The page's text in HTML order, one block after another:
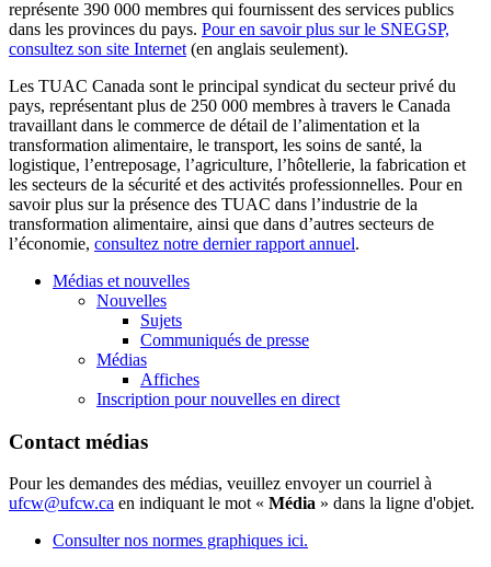
représente 390 000 membres qui fournissent des services publics
dans les provinces du pays. Pour en savoir plus sur le SNEGSP,
consultez son site Internet (en anglais seulement).
Les TUAC Canada sont le principal syndicat du secteur privé du
pays, représentant plus de 250 000 membres à travers le Canada
travaillant dans le commerce de détail de l’alimentation et la
transformation alimentaire, le transport, les soins de santé, la
logistique, l’entreposage, l’agriculture, l’hôtellerie, la fabrication et
les secteurs de la sécurité et des activités professionnelles. Pour en
savoir plus sur la présence des TUAC dans l’industrie de la
transformation alimentaire, ainsi que dans d’autres secteurs de
l’économie, consultez notre dernier rapport annuel.
Médias et nouvelles
Nouvelles
Sujets
Communiqués de presse
Médias
Affiches
Inscription pour nouvelles en direct
Contact médias
Pour les demandes des médias, veuillez envoyer un courriel à
ufcw@ufcw.ca en indiquant le mot « Média » dans la ligne d'objet.
Consulter nos normes graphiques ici.